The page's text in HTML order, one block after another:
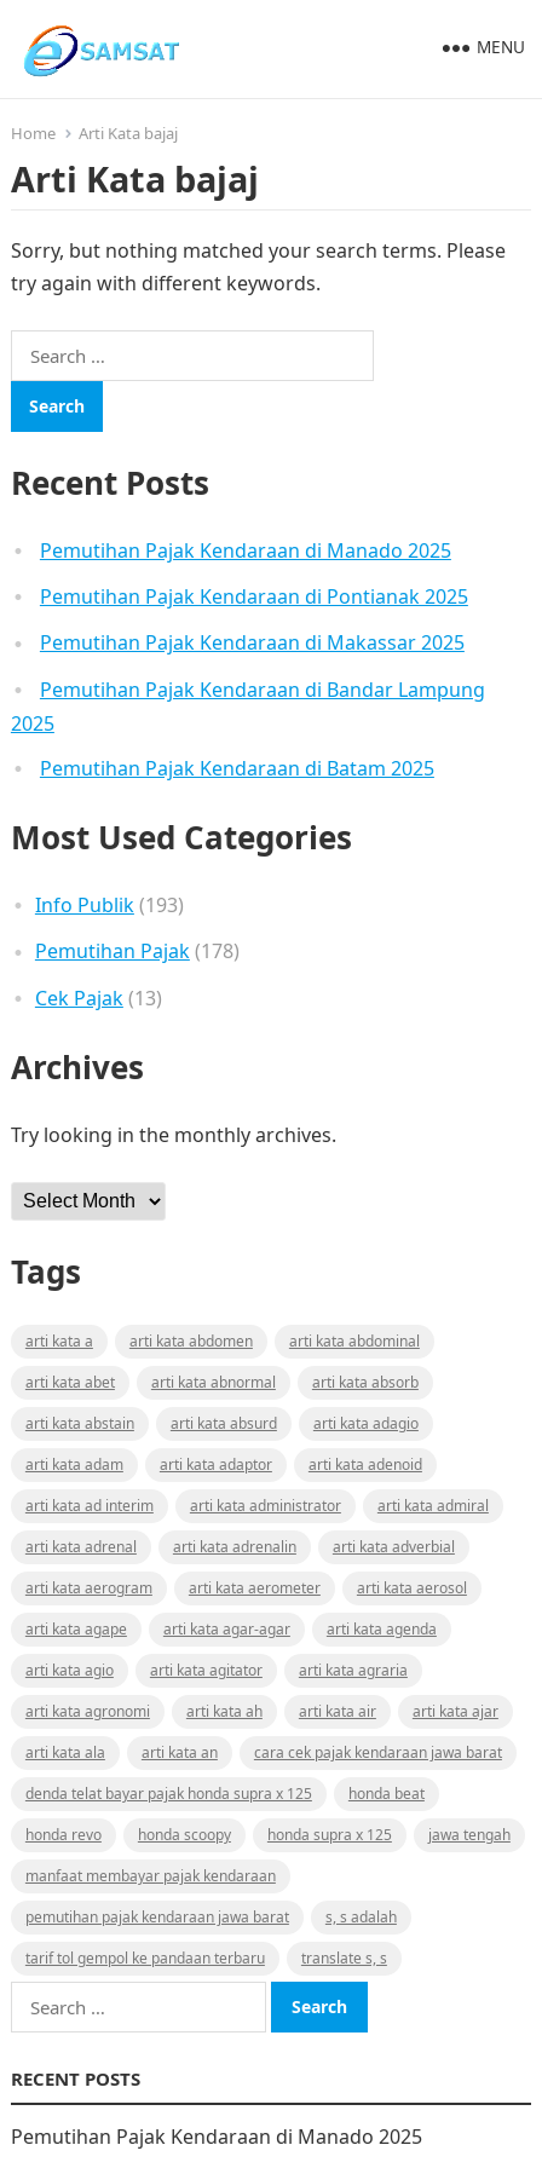
MENU
Home Arti Kata bajaj
Arti Kata bajaj
Sorry, but nothing matched your search terms. Please
try again with different keywords.
Search
for:
Recent Posts
Pemutihan Pajak Kendaraan di Manado 2025
Pemutihan Pajak Kendaraan di Pontianak 2025
Pemutihan Pajak Kendaraan di Makassar 2025
Pemutihan Pajak Kendaraan di Bandar Lampung
2025
Pemutihan Pajak Kendaraan di Batam 2025
Most Used Categories
Info Publik(193)
Pemutihan Pajak(178)
Cek Pajak(13)
Archives
Try looking in the monthly archives.
Archives
Tags
arti kata a arti kata abdomen
arti kata abdominal
arti kata abet
arti kata abnormal
arti kata absorb
arti kata abstain
arti kata absurd
arti kata adagio
arti kata adam
arti kata adaptor
arti kata adenoid
arti kata ad interim
arti kata administrator
arti kata admiral
arti kata adrenal
arti kata adrenalin
arti kata adverbial
arti kata aerogram
arti kata aerometer
arti kata aerosol
arti kata agape
arti kata agar-agar
arti kata agenda
arti kata agio
arti kata agitator
arti kata agraria
arti kata agronomi
arti kata ah arti kata air
arti kata ajar
arti kata ala
arti kata an
cara cek pajak kendaraan jawa barat
denda telat bayar pajak honda supra x 125
honda beat
honda revo
honda scoopy honda supra x 125
jawa tengah
manfaat membayar pajak kendaraan
pemutihan pajak kendaraan jawa barat
s, s adalah
tarif tol gempol ke pandaan terbaru
translate s, s
Search
for:
RECENT POSTS
Pemutihan Pajak Kendaraan di Manado 2025